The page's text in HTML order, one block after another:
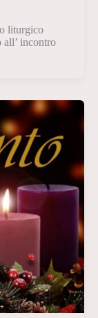
liturgico
all’ incontro